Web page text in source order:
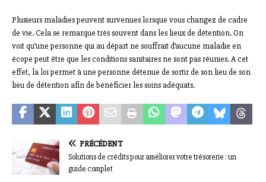
Plusieurs maladies peuvent survenues lorsque vous changez de cadre
de vie. Cela se remarque très souvent dans les lieux de détention. On
voit qu’une personne qui au départ ne souffrait d’aucune maladie en
écope peut être que les conditions sanitaires ne sont pas réunies. A cet
effet, la loi permet à une personne détenue de sortir de son lieu de son
lieu de détention afin de bénéficier les soins adéquats.
PRÉCÉDENT
Solutions de crédits pour améliorer votre trésorerie : un
guide complet